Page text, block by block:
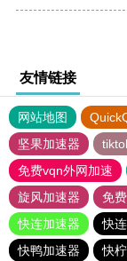
友情链接
网站地图
坚果加速器
免费vqn外网加速
旋风加速器
免
快连加速器
快
快鸭加速器
快